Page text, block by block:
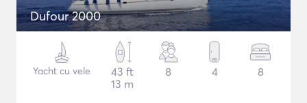
Dufour 2000
Yacht cu vele
43 ft
13 m
8 4 8